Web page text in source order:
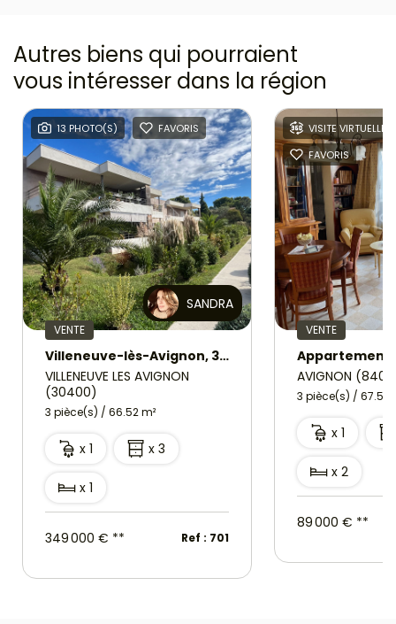
Autres biens qui pourraient
vous intéresser dans la région
13 PHOTO(S) FAVORIS
SANDRA
VENTE
Villeneuve-lès-Avignon, 3 pièce(s) 66.52 m2 avec grande terrasse, garage et cave
VILLENEUVE LES AVIGNON
(30400)
3 pièce(s) / 66.52 m²
x 1 x 3
x 1
349 000 € ** Ref : 701
VISITE VIRTUELLE
FAVORIS
VENTE
AVIGNON
3 pièce(s) / 67.5
x 1
x 2
89 000 € **